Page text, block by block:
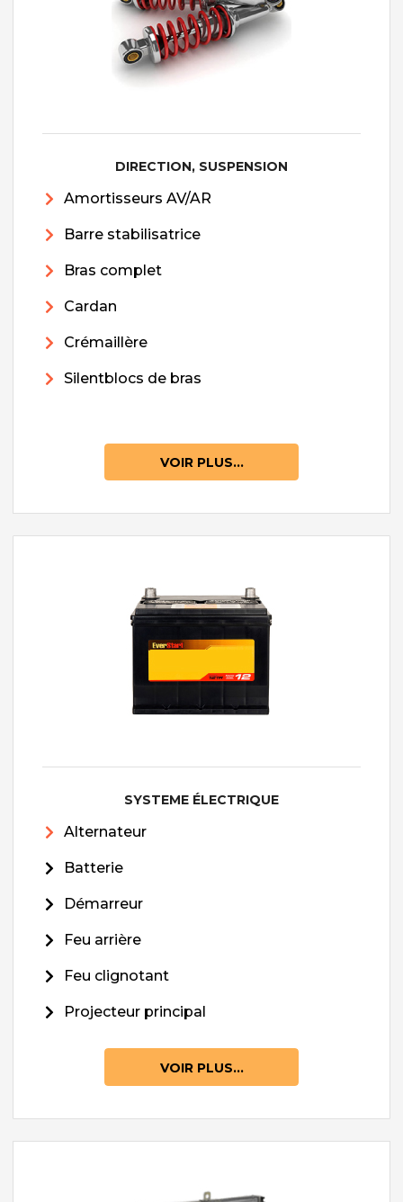
DIRECTION, SUSPENSION
Amortisseurs AV/AR
Barre stabilisatrice
Bras complet
Cardan
Crémaillère
Silentblocs de bras
VOIR PLUS...
SYSTEME ÉLECTRIQUE
Alternateur
Batterie
Démarreur
Feu arrière
Feu clignotant
Projecteur principal
VOIR PLUS...